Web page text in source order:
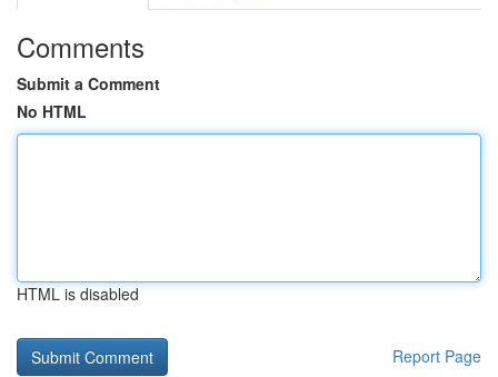
Comments
Submit a Comment
No HTML
HTML is disabled
Report Page